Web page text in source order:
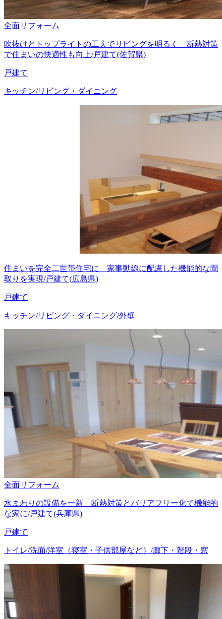
全面リフォーム
吹抜けとトップライトの工夫でリビングを明るく 断熱対策
で住まいの快適性も向上/戸建て(佐賀県)
戸建て
キッチン/リビング・ダイニング
住まいを完全二世帯住宅に 家事動線に配慮した機能的な間
取りを実現/戸建て(広島県)
戸建て
キッチン/リビング・ダイニング/外壁
全面リフォーム
水まわりの設備を一新 断熱対策とバリアフリー化で機能的
な家に/戸建て(兵庫県)
戸建て
トイレ/洗面/洋室（寝室・子供部屋など）/廊下・階段・窓